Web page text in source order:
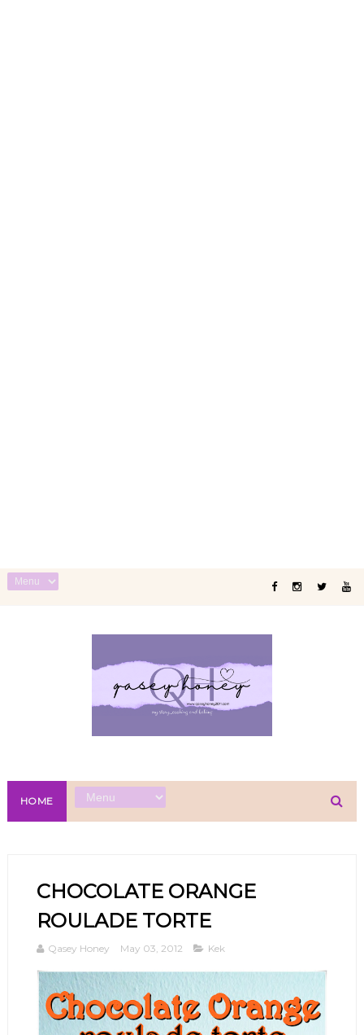
HOME
CHOCOLATE ORANGE
ROULADE TORTE
Qasey Honey May 03, 2012 Kek